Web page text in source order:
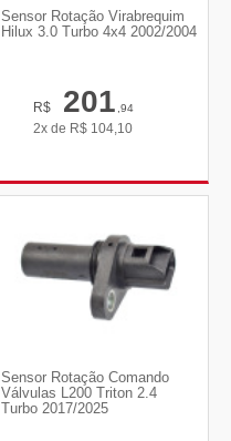
Sensor Rotação Virabrequim
Hilux 3.0 Turbo 4x4 2002/2004
R$ 201,94
2x de R$ 104,10
Sensor Rotação Comando
Válvulas L200 Triton 2.4
Turbo 2017/2025